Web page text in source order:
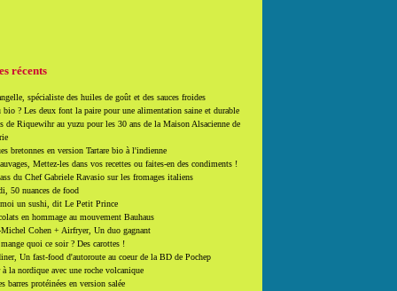
récents
spécialiste des huiles de goût et des sauces froides
bio ? Les deux font la paire pour une alimentation saine et durable
de Riquewihr au yuzu pour les 30 ans de la Maison Alsacienne de
bretonnes en version Tartare bio à l'indienne
Mettez-les dans vos recettes ou faites-en des condiments !
du Chef Gabriele Ravasio sur les fromages italiens
50 nuances de food
moi un sushi, dit Le Petit Prince
en hommage au mouvement Bauhaus
Michel Cohen + Airfryer, Un duo gagnant
quoi ce soir ? Des carottes !
Un fast-food d'autoroute au coeur de la BD de Pochep
la nordique avec une roche volcanique
barres protéinées en version salée